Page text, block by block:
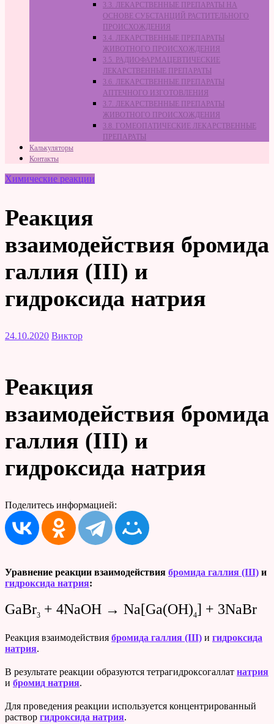
3.3. ЛЕКАРСТВЕННЫЕ ПРЕПАРАТЫ НА
ОСНОВЕ СУБСТАНЦИЙ РАСТИТЕЛЬНОГО
ПРОИСХОЖДЕНИЯ
3.4. ЛЕКАРСТВЕННЫЕ ПРЕПАРАТЫ
ЖИВОТНОГО ПРОИСХОЖДЕНИЯ
3.5. РАДИОФАРМАЦЕВТИЧЕСКИЕ
ЛЕКАРСТВЕННЫЕ ПРЕПАРАТЫ
3.6. ЛЕКАРСТВЕННЫЕ ПРЕПАРАТЫ
АПТЕЧНОГО ИЗГОТОВЛЕНИЯ
3.7. ЛЕКАРСТВЕННЫЕ ПРЕПАРАТЫ
ЖИВОТНОГО ПРОИСХОЖДЕНИЯ
3.8. ГОМЕОПАТИЧЕСКИЕ ЛЕКАРСТВЕННЫЕ
ПРЕПАРАТЫ
Калькуляторы
Контакты
Химические реакции
Реакция
взаимодействия бромида
галлия (III) и
гидроксида натрия
24.10.2020 Виктор
Реакция
взаимодействия бромида
галлия (III) и
гидроксида натрия
Поделитесь информацией:
Уравнение реакции взаимодействия бромида галлия (III) и
гидроксида натрия:
GaBr3 + 4NaOH → Na[Ga(OH)4] + 3NaBr
Реакция взаимодействия бромида галлия (III) и гидроксида
натрия.
В результате реакции образуются тетрагидроксогаллат натрия
и бромид натрия.
Для проведения реакции используется концентрированный
раствор гидроксида натрия.